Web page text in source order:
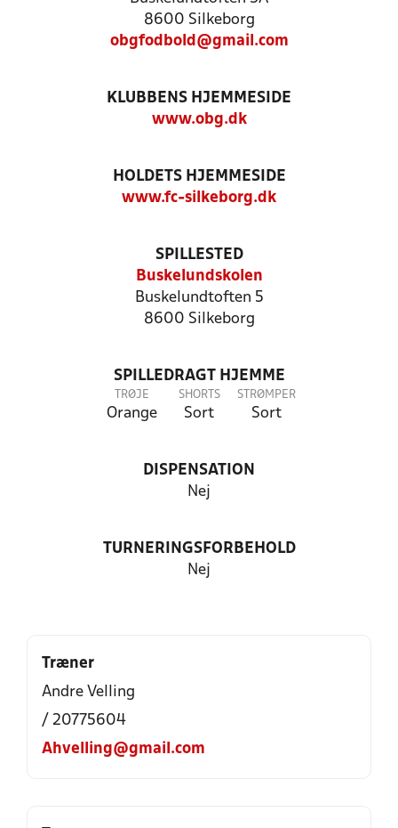
8600 Silkeborg
obgfodbold@gmail.com
KLUBBENS HJEMMESIDE
www.obg.dk
HOLDETS HJEMMESIDE
www.fc-silkeborg.dk
SPILLESTED
Buskelundskolen
Buskelundtoften 5
8600 Silkeborg
SPILLEDRAGT HJEMME
TRØJE
Orange
SHORTS
Sort
STRØMPER
Sort
DISPENSATION
Nej
TURNERINGSFORBEHOLD
Nej
Træner
Andre Velling
/ 20775604
Ahvelling@gmail.com